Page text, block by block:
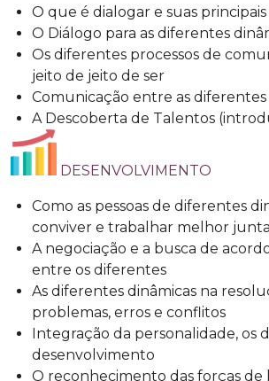
O que é dialogar e suas principais
O Diálogo para as diferentes
Os diferentes processos de
jeito de jeito de ser
Comunicação entre as diferentes
A Descoberta de Talentos
DESENVOLVIMENTO
Como as pessoas de diferentes
conviver e trabalhar melhor
A negociação e a busca de
entre os diferentes
As diferentes dinâmicas na
problemas, erros e conflitos
Integração da personalidade, os
desenvolvimento
O reconhecimento das forças de